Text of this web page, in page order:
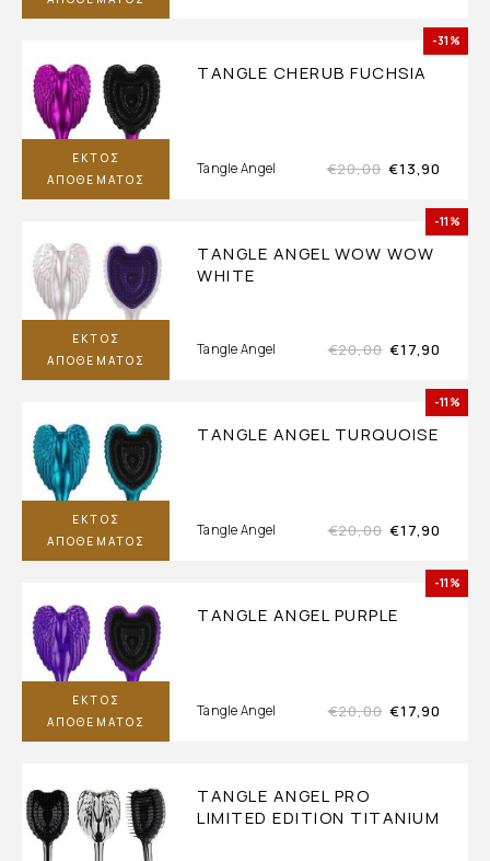
-31%
ΕΚΤΌΣ
ΑΠΟΘΈΜΑΤΟΣ
TANGLE CHERUB FUCHSIA
Tangle Angel €20,00 €13,90
-11%
ΕΚΤΌΣ
ΑΠΟΘΈΜΑΤΟΣ
TANGLE ANGEL WOW WOW
WHITE
Tangle Angel €20,00 €17,90
-11%
ΕΚΤΌΣ
ΑΠΟΘΈΜΑΤΟΣ
TANGLE ANGEL TURQUOISE
Tangle Angel €20,00 €17,90
-11%
ΕΚΤΌΣ
ΑΠΟΘΈΜΑΤΟΣ
TANGLE ANGEL PURPLE
Tangle Angel €20,00 €17,90
TANGLE ANGEL PRO
LIMITED EDITION TITANIUM